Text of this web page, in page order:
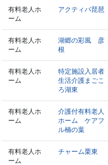
有料老人ホ
ーム
アクティバ琵琶
有料老人ホ
ーム
湖郷の彩風 彦
根
有料老人ホ
ーム
特定施設入居者
生活介護まごこ
ろ湖東
有料老人ホ
ーム
介護付有料老人
ホーム ケアフ
ル楠の葉
有料老人ホ
ーム
チャーム栗東